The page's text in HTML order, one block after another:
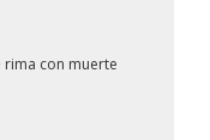
rima con muerte